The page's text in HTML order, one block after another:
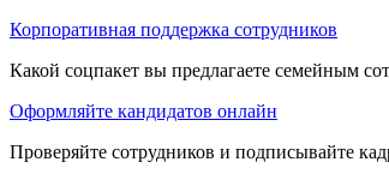
Корпоративная поддержка сотрудников
Какой соцпакет вы предлагаете семейным
Оформляйте кандидатов онлайн
Проверяйте сотрудников и подписывайте